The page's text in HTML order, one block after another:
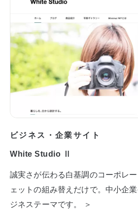
ビジネス・企業サイト
White Studio Ⅱ
誠実さが伝わる白基調のコーポレ
ェットの組み替えだけで。中小企
ジネステーマです。 ＞